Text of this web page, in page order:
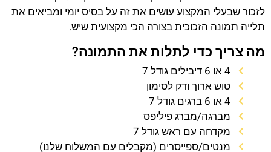
לזכור שבעלי המקצוע עושים את זה על בסיס יומי ומביאים את
תלייה תמונה הזכוכית בצורה הכי מקצועית שיש.
מה צריך כדי לתלות את התמונה?
4 או 6 דיבילים גודל 7
טוש ארוך ודק לסימון
4 או 6 ברגים גודל 7
מברגה/מברג פיליפס
מקדחה עם ראש גודל 7
מנטים/ספייסרים (מקבלים עם המשלוח שלנו)